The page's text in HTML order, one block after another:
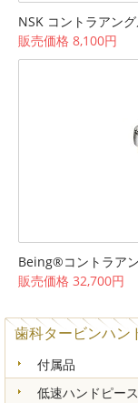
NSK コントラアン
販売価格 8,100円
Being®コントラア
販売価格 32,700円
歯科タービンハン
付属品
低速ハンドピース